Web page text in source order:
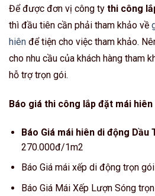
Để được đơn vị công ty thi công
thì đầu tiên cần phải tham khảo về
hiên để tiện cho việc tham khảo.
cho nhu cầu của khách hàng tham
hỗ trợ trọn gói.
Báo giá thi công lắp đặt mái
Báo Giá mái hiên di động Dầu
270.000đ/1m2
Báo Giá mái xếp di động trọn
Báo Giá Mái Xếp Lượn Sóng